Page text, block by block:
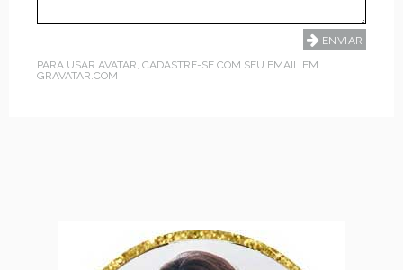
PARA USAR AVATAR, CADASTRE-SE COM SEU EMAIL EM
GRAVATAR.COM